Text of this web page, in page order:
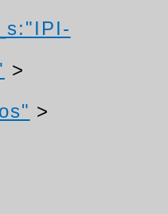
>
>